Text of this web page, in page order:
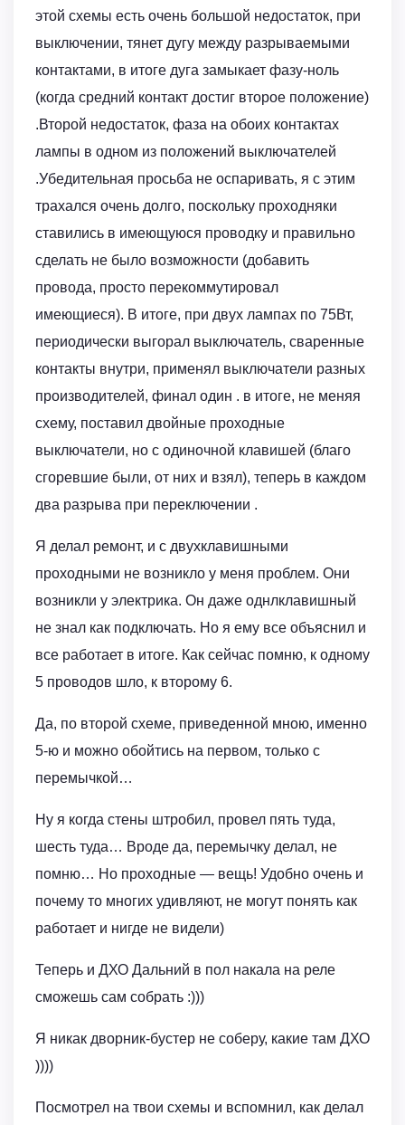
этой схемы есть очень большой недостаток, при
выключении, тянет дугу между разрываемыми
контактами, в итоге дуга замыкает фазу-ноль
(когда средний контакт достиг второе положение)
.Второй недостаток, фаза на обоих контактах
лампы в одном из положений выключателей
.Убедительная просьба не оспаривать, я с этим
трахался очень долго, поскольку проходняки
ставились в имеющуюся проводку и правильно
сделать не было возможности (добавить
провода, просто перекоммутировал
имеющиеся). В итоге, при двух лампах по 75Вт,
периодически выгорал выключатель, сваренные
контакты внутри, применял выключатели разных
производителей, финал один . в итоге, не меняя
схему, поставил двойные проходные
выключатели, но с одиночной клавишей (благо
сгоревшие были, от них и взял), теперь в каждом
два разрыва при переключении .
Я делал ремонт, и с двухклавишными
проходными не возникло у меня проблем. Они
возникли у электрика. Он даже однлклавишный
не знал как подключать. Но я ему все объяснил и
все работает в итоге. Как сейчас помню, к одному
5 проводов шло, к второму 6.
Да, по второй схеме, приведенной мною, именно
5-ю и можно обойтись на первом, только с
перемычкой…
Ну я когда стены штробил, провел пять туда,
шесть туда… Вроде да, перемычку делал, не
помню… Но проходные — вещь! Удобно очень и
почему то многих удивляют, не могут понять как
работает и нигде не видели)
Теперь и ДХО Дальний в пол накала на реле
сможешь сам собрать :)))
Я никак дворник-бустер не соберу, какие там ДХО
))))
Посмотрел на твои схемы и вспомнил, как делал